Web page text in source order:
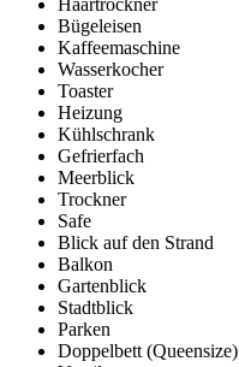
Bügeleisen
Kaffeemaschine
Wasserkocher
Toaster
Heizung
Kühlschrank
Gefrierfach
Meerblick
Trockner
Safe
Blick auf den Strand
Balkon
Gartenblick
Stadtblick
Parken
Doppelbett (Queensize)